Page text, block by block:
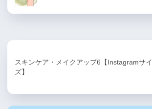
スキンケア・メイクアップ6【Instagramサイ
ズ】